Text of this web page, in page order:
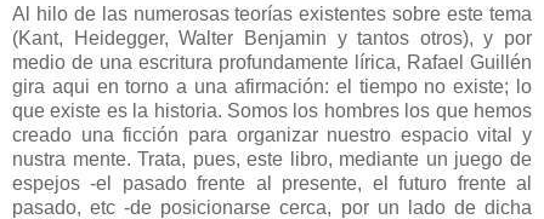
Al hilo de las numerosas teorías existentes sobre este tema
(Kant, Heidegger, Walter Benjamin y tantos otros), y por
medio de una escritura profundamente lírica, Rafael Guillén
gira aqui en torno a una afirmación: el tiempo no existe; lo
que existe es la historia. Somos los hombres los que hemos
creado una ficción para organizar nuestro espacio vital y
nustra mente. Trata, pues, este libro, mediante un juego de
espejos -el pasado frente al presente, el futuro frente al
pasado, etc -de posicionarse cerca, por un lado de dicha